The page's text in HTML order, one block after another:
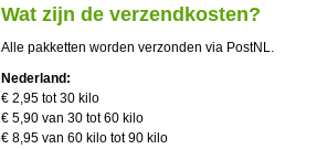
Wat zijn de verzendkosten?
Alle pakketten worden verzonden via PostNL.
Nederland:
€ 2,95 tot 30 kilo
€ 5,90 van 30 tot 60 kilo
€ 8,95 van 60 kilo tot 90 kilo